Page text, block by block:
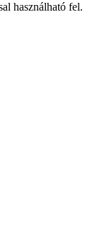
használható fel.